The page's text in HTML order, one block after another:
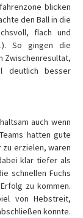
blicken
den Ball in die
flach und
So gingen die
Zwischenresultat,
deutlich besser
auch wenn
hatten gute
erzielen, waren
klar tiefer als
schnellen Fuchs
zu kommen.
von Hebstreit,
konnte.